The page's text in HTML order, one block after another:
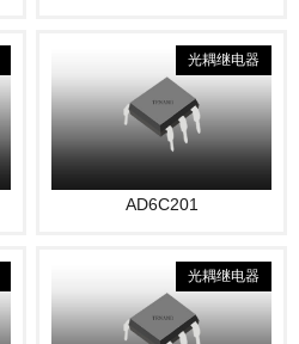
光耦继电器
AD6C201
光耦继电器